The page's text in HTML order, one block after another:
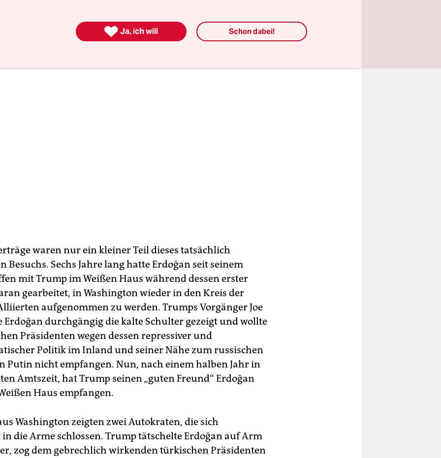
Einen Vertrag über 150 neue Maschinen unterschrieb
von Turkish-Airlines noch am Freitagmorgen.
waren nur ein kleiner Teil dieses tatsächlich
Besuchs. Sechs Jahre lang hatte Erdoğan seit seinem
mit Trump im Weißen Haus während dessen erster
gearbeitet, in Washington wieder in den Kreis der
aufgenommen zu werden. Trumps Vorgänger Joe
Erdoğan durchgängig die kalte Schulter gezeigt und wollte
Präsidenten wegen dessen repressiver und
Politik im Inland und seiner Nähe zum russischen
Putin nicht empfangen. Nun, nach einem halben Jahr in
Amtszeit, hat Trump seinen „guten Freund“ Erdoğan
Haus empfangen.
Washington zeigten zwei Autokraten, die sich
die Arme schlossen. Trump tätschelte Erdoğan auf Arm
zog dem gebrechlich wirkenden türkischen Präsidenten
 Ja, ich will Schon dabei!